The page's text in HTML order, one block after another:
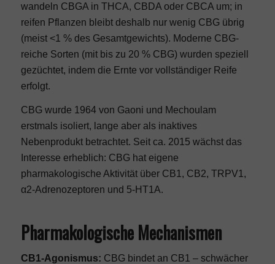
wandeln CBGA in THCA, CBDA oder CBCA um; in
reifen Pflanzen bleibt deshalb nur wenig CBG übrig
(meist <1 % des Gesamtgewichts). Moderne CBG-
reiche Sorten (mit bis zu 20 % CBG) wurden speziell
gezüchtet, indem die Ernte vor vollständiger Reife
erfolgt.
CBG wurde 1964 von Gaoni und Mechoulam
erstmals isoliert, lange aber als inaktives
Nebenprodukt betrachtet. Seit ca. 2015 wächst das
Interesse erheblich: CBG hat eigene
pharmakologische Aktivität über CB1, CB2, TRPV1,
α2-Adrenozeptoren und 5-HT1A.
Pharmakologische Mechanismen
CB1-Agonismus: CBG bindet an CB1 – schwächer